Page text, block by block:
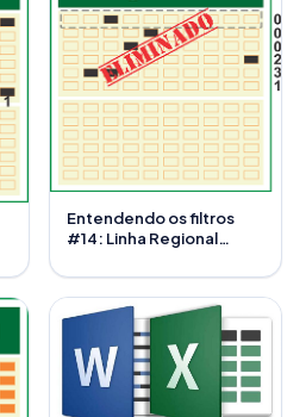
Entendendo os filtros
#14: Linha Regional